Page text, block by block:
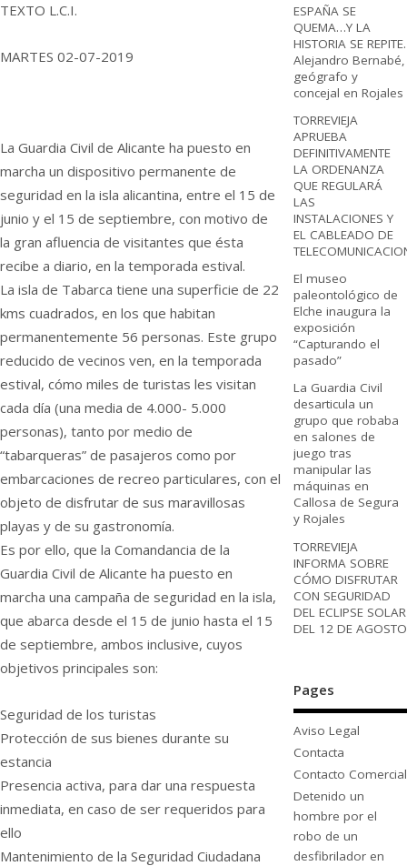
TEXTO L.C.I.
MARTES 02-07-2019
La Guardia Civil de Alicante ha puesto en
marcha un dispositivo permanente de
seguridad en la isla alicantina, entre el 15 de
junio y el 15 de septiembre, con motivo de
la gran afluencia de visitantes que ésta
recibe a diario, en la temporada estival.
La isla de Tabarca tiene una superficie de 22
kms cuadrados, en los que habitan
permanentemente 56 personas. Este grupo
reducido de vecinos ven, en la temporada
estival, cómo miles de turistas les visitan
cada día (una media de 4.000- 5.000
personas), tanto por medio de
“tabarqueras” de pasajeros como por
embarcaciones de recreo particulares, con el
objeto de disfrutar de sus maravillosas
playas y de su gastronomía.
Es por ello, que la Comandancia de la
Guardia Civil de Alicante ha puesto en
marcha una campaña de seguridad en la isla,
que abarca desde el 15 de junio hasta el 15
de septiembre, ambos inclusive, cuyos
objetivos principales son:
Seguridad de los turistas
Protección de sus bienes durante su
estancia
Presencia activa, para dar una respuesta
inmediata, en caso de ser requeridos para
ello
Mantenimiento de la Seguridad Ciudadana
ESPAÑA SE
QUEMA…Y LA
HISTORIA SE REPITE.
Alejandro Bernabé,
geógrafo y
concejal en Rojales
TORREVIEJA
APRUEBA
DEFINITIVAMENTE
LA ORDENANZA
QUE REGULARÁ
LAS
INSTALACIONES Y
EL CABLEADO DE
El museo
paleontológico de
Elche inaugura la
exposición
“Capturando el
pasado”
La Guardia Civil
desarticula un
grupo que robaba
en salones de
juego tras
manipular las
máquinas en
Callosa de Segura
y Rojales
TORREVIEJA
INFORMA SOBRE
CÓMO DISFRUTAR
CON SEGURIDAD
DEL ECLIPSE SOLAR
DEL 12 DE AGOSTO
Pages
Aviso Legal
Contacta
Contacto Comercial
Detenido un
hombre por el
robo de un
desfibrilador en